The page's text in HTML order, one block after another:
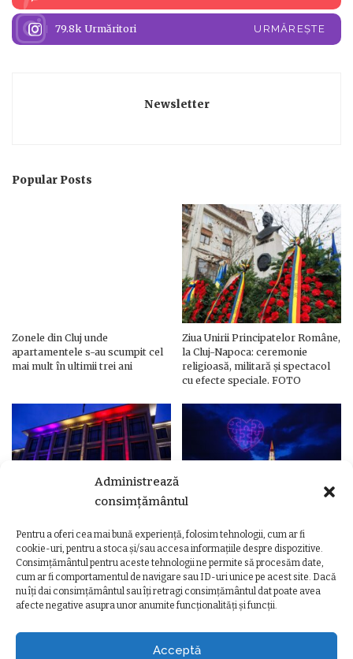
Administrează
consimțământul
Pentru a oferi cea mai bună experiență, folosim tehnologii, cum ar fi
cookie-uri, pentru a stoca și/sau accesa informațiile despre dispozitive.
Consimțământul pentru aceste tehnologii ne permite să procesăm date,
cum ar fi comportamentul de navigare sau ID-uri unice pe acest site. Dacă
nu îți dai consimțământul sau îți retragi consimțământul dat poate avea
afecte negative asupra unor anumite funcționalități și funcții.
Acceptă
79.8k Urmăritori URMĂREȘTE
Newsletter
Popular Posts
Zonele din Cluj unde
apartamentele s-au scumpit cel
mai mult în ultimii trei ani
Ziua Unirii Principatelor Române,
la Cluj-Napoca: ceremonie
religioasă, militară și spectacol
cu efecte speciale. FOTO
Ziua Unirii Principatelor Române
– Clădiri și poduri din Cluj,
iluminate în culorile drapelului
Ziua Unirii la Cluj-Napoca.
Programul complet al
evenimentelor